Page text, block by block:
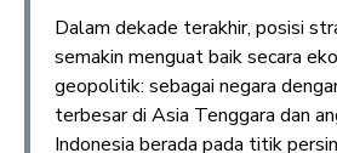
Dalam dekade terakhir, posisi
semakin menguat baik secara
geopolitik: sebagai negara
terbesar di Asia Tenggara dan
Indonesia berada pada titik